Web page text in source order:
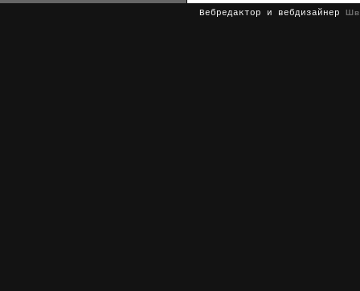
Вебредактор и вебдизайнер